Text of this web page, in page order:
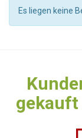
Es liegen keine
gekauft